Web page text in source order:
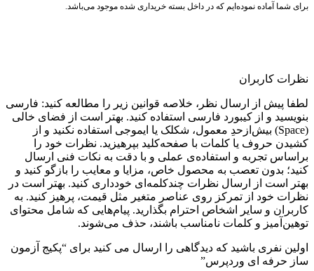
برای شما آماده نموده‌ایم که در داخل بسته خریداری شده موجود می‌باشد.
نظرات کاربران
لطفا پیش از ارسال نظر، خلاصه قوانین زیر را مطالعه کنید: فارسی
بنویسید و از کیبورد فارسی استفاده کنید. بهتر است از فضای خالی
(Space) بیش‌از‌حدِ معمول، شکلک یا ایموجی استفاده نکنید و از
کشیدن حروف یا کلمات با صفحه‌کلید بپرهیزید. نظرات خود را
براساس تجربه و استفاده‌ی عملی و با دقت به نکات فنی ارسال
کنید؛ بدون تعصب به محصول خاص، مزایا و معایب را بازگو کنید و
بهتر است از ارسال نظرات چندکلمه‌‌ای خودداری کنید. بهتر است در
نظرات خود از تمرکز روی عناصر متغیر مثل قیمت، پرهیز کنید. به
کاربران و سایر اشخاص احترام بگذارید. پیام‌هایی که شامل محتوای
توهین‌آمیز و کلمات نامناسب باشند، حذف می‌شوند.
اولین نفری باشید که دیدگاهی را ارسال می کنید برای “پکیج آزمون
ساز حرفه ای وردپرس”